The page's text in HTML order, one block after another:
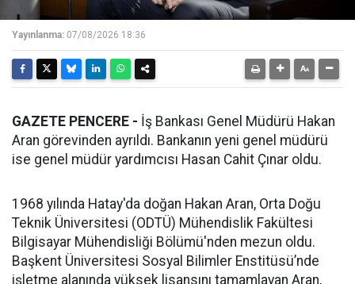
Yayınlanma: 07/08/2026 18:36
GAZETE PENCERE - İş Bankası Genel Müdürü Hakan
Aran görevinden ayrıldı. Bankanın yeni genel müdürü
ise genel müdür yardımcısı Hasan Cahit Çınar oldu.
1968 yılında Hatay'da doğan Hakan Aran, Orta Doğu
Teknik Üniversitesi (ODTÜ) Mühendislik Fakültesi
Bilgisayar Mühendisliği Bölümü'nden mezun oldu.
Başkent Üniversitesi Sosyal Bilimler Enstitüsü’nde
işletme alanında yüksek lisansını tamamlayan Aran,